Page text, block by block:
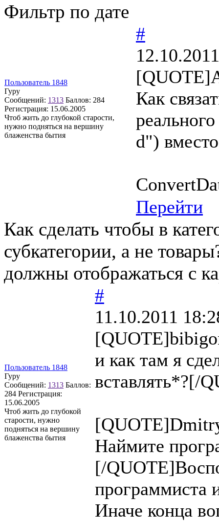
Фильтр по дате
Пользователь 1848
Гуру
Сообщений: 1313 Баллов: 284
Регистрация: 15.06.2005
Чтоб жить до глубокой старости,
нужно подняться на вершину
блаженства бытия
#
Как
d") вместо
Перейти
Как сделать чтобы в
субкатегории, а не
должны отображаться с
Пользователь 1848
Гуру
Сообщений: 1313 Баллов:
284 Регистрация:
15.06.2005
Чтоб жить до глубокой
старости, нужно
подняться на вершину
блаженства бытия
#
11.10.2011
и как там я
вставлять*?[/
Наймите
[/
программиста
Иначе конца